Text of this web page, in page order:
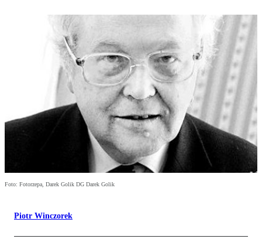
Foto: Fotorzepa, Darek Golik DG Darek Golik
Piotr Winczorek